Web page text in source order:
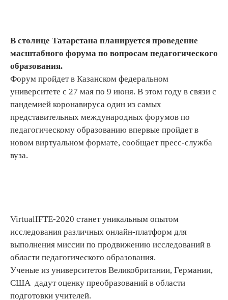
В столице Татарстана планируется проведение
масштабного форума по вопросам педагогического
образования.
Форум пройдет в Казанском федеральном
университете с 27 мая по 9 июня. В этом году в связи с
пандемией коронавируса один из самых
представительных международных форумов по
педагогическому образованию впервые пройдет в
новом виртуальном формате, сообщает пресс-служба
вуза.
VirtualIFTE-2020 станет уникальным опытом
исследования различных онлайн-платформ для
выполнения миссии по продвижению исследований в
области педагогического образования.
Ученые из университетов Великобритании, Германии,
США дадут оценку преобразований в области
подготовки учителей.